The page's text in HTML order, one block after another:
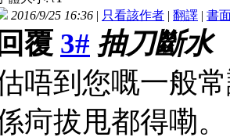
2016/9/25 16:36 | 只看該作者 | 翻譯 | 書
回覆 3# 抽刀斷水
唔到您嘅一般
疴拔甩都得嘞。